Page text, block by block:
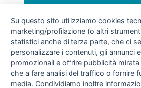
TARIFFE VENDITE GAS
TRIMESTRE 2020 (APR -
Su questo sito utilizziamo cookies
marketing/profilazione (o altri
statistici anche di terza parte, che ci
personalizzare i contenuti, gli annunci
promozionali e offrire pubblicità
che a fare analisi del traffico o fornire
media. Condividiamo inoltre